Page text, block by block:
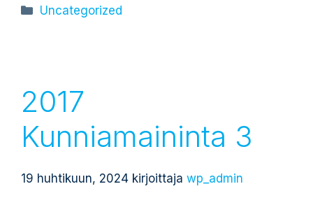
Kategoriat
Uncategorized
2017
Kunniamaininta 3
19 huhtikuun, 2024 kirjoittaja wp_admin